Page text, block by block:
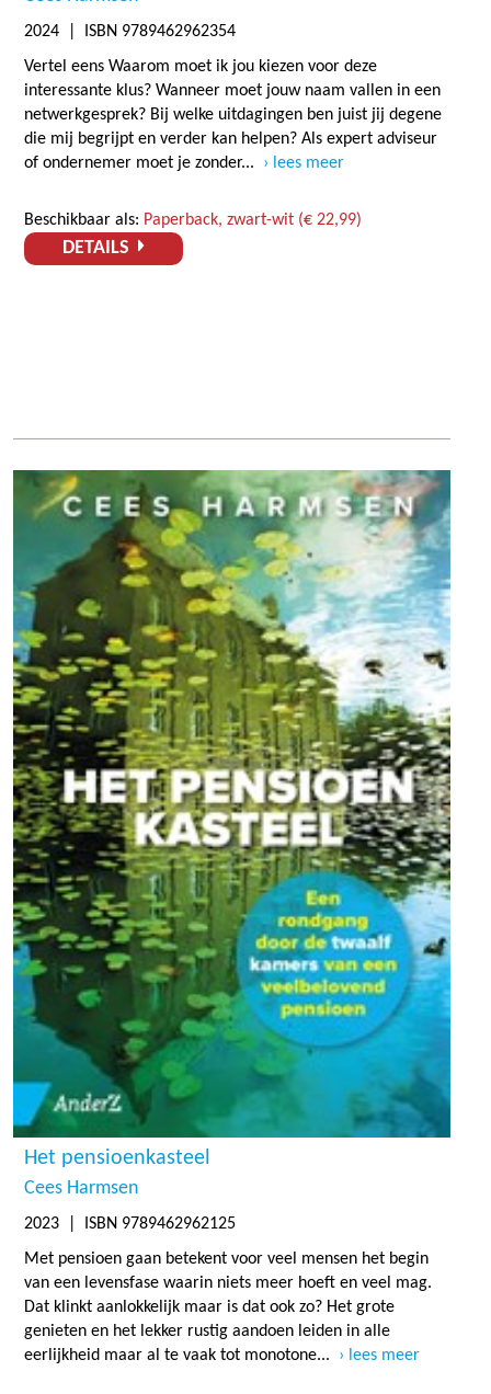
2024 | ISBN 9789462962354
Vertel eens Waarom moet ik jou kiezen voor deze
interessante klus? Wanneer moet jouw naam vallen in een
netwerkgesprek? Bij welke uitdagingen ben juist jij degene
die mij begrijpt en verder kan helpen? Als expert adviseur
of ondernemer moet je zonder...
lees meer
Beschikbaar als: Paperback, zwart-wit (€ 22,99)
DETAILS
Het pensioenkasteel
Cees Harmsen
2023 | ISBN 9789462962125
Met pensioen gaan betekent voor veel mensen het begin
van een levensfase waarin niets meer hoeft en veel mag.
Dat klinkt aanlokkelijk maar is dat ook zo? Het grote
genieten en het lekker rustig aandoen leiden in alle
eerlijkheid maar al te vaak tot monotone...
lees meer